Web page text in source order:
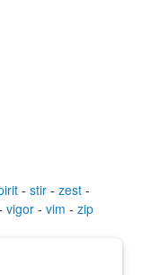
- stir - zest -
vigor - vim - zip